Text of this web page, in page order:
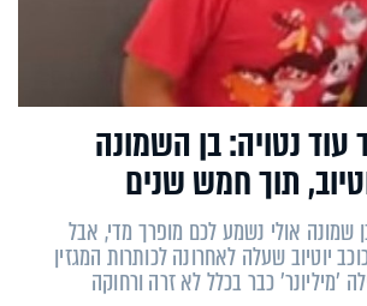
עוד נטויה: בן השמונה
תוך חמש שנים
בן שמונה אולי נשמע לכם מופרך מדי, אבל
יוטיוב שעלה לאחרונה לכותרות המגזין
'מיליונר' כבר בכלל לא זרה ורחוקה